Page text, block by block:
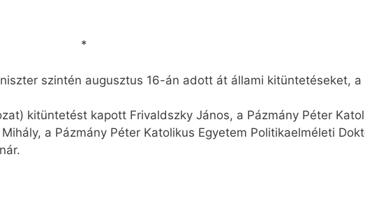
*
szintén augusztus 16-án adott át állami kitüntetéseket,
kitüntetést kapott Frivaldszky János, a Pázmány Péter
a Pázmány Péter Katolikus Egyetem Politikaelméleti